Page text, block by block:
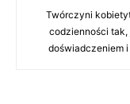
Twórczyni
codzienności
doświadczeniem